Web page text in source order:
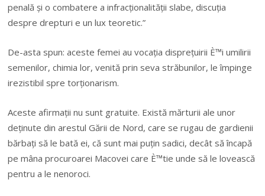
penală și o combatere a infracționalității slabe, discuția
despre drepturi e un lux teoretic.”
De-asta spun: aceste femei au vocația disprețuirii È™i umilirii
semenilor, chimia lor, venită prin seva străbunilor, le împinge
irezistibil spre torționarism.
Aceste afirmații nu sunt gratuite. Există mărturii ale unor
deținute din arestul Gării de Nord, care se rugau de gardienii
bărbați să le bată ei, că sunt mai puțin sadici, decât să încapă
pe mâna procuroarei Macovei care È™tie unde să le lovească
pentru a le nenoroci.